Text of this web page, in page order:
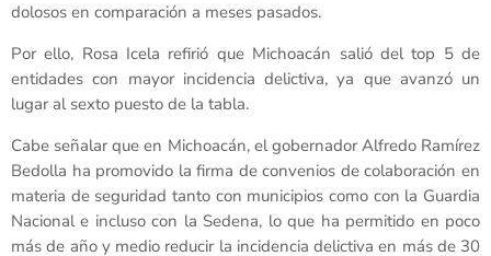
dolosos en comparación a meses pasados.
Por ello, Rosa Icela refirió que Michoacán salió del top 5 de
entidades con mayor incidencia delictiva, ya que avanzó un
lugar al sexto puesto de la tabla.
Cabe señalar que en Michoacán, el gobernador Alfredo Ramírez
Bedolla ha promovido la firma de convenios de colaboración en
materia de seguridad tanto con municipios como con la Guardia
Nacional e incluso con la Sedena, lo que ha permitido en poco
más de año y medio reducir la incidencia delictiva en más de 30